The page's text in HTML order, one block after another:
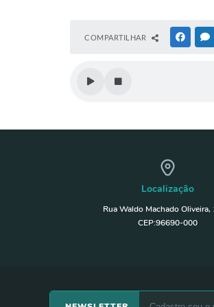
COMPARTILHAR
Localização
Rua Waldo Machado Oliveira,
CEP:96690-000